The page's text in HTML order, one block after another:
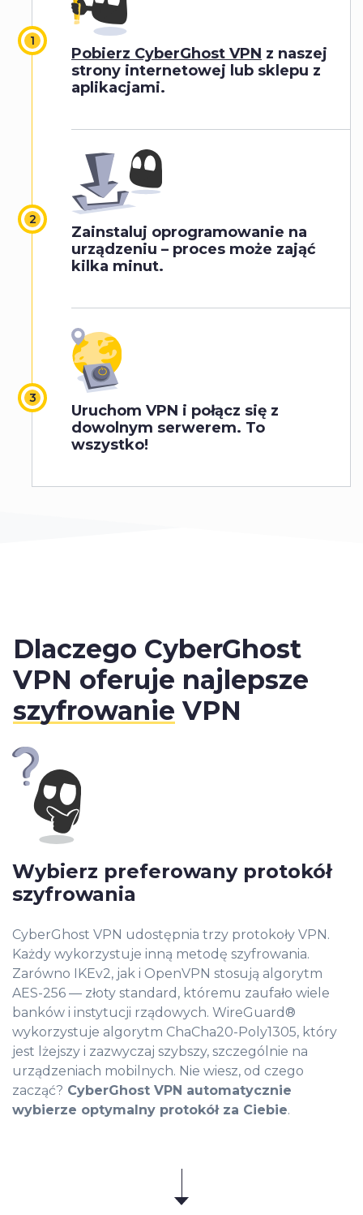
Pobierz CyberGhost VPN z naszej
strony internetowej lub sklepu z
aplikacjami.
Zainstaluj oprogramowanie na
urządzeniu – proces może zająć
kilka minut.
Uruchom VPN i połącz się z
dowolnym serwerem. To
wszystko!
Dlaczego CyberGhost
VPN oferuje najlepsze
szyfrowanie VPN
CyberGhost VPN udostępnia trzy protokoły VPN.
Każdy wykorzystuje inną metodę szyfrowania.
Zarówno IKEv2, jak i OpenVPN stosują algorytm
AES-256 — złoty standard, któremu zaufało wiele
banków i instytucji rządowych. WireGuard®
wykorzystuje algorytm ChaCha20-Poly1305, który
jest lżejszy i zazwyczaj szybszy, szczególnie na
urządzeniach mobilnych. Nie wiesz, od czego
zacząć? CyberGhost VPN automatycznie
wybierze optymalny protokół za Ciebie.
Wybierz preferowany protokół
szyfrowania